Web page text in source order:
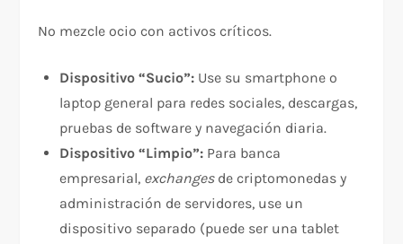
No mezcle ocio con activos críticos.
Dispositivo “Sucio”: Use su smartphone o
laptop general para redes sociales, descargas,
pruebas de software y navegación diaria.
Dispositivo “Limpio”: Para banca
empresarial, exchangesde criptomonedas y
administración de servidores, use un
dispositivo separado (puede ser una tablet